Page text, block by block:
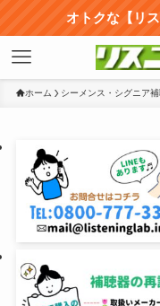
オトクな【リ
ホーム シーメンス・シグニア